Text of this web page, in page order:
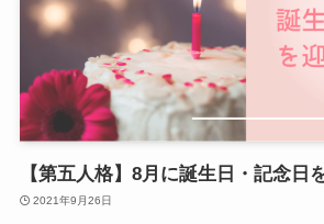
【第五人格】8月に誕生日・記念日
2021年9月26日